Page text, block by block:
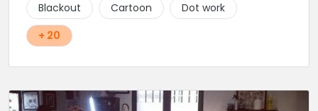
Blackout
Cartoon
Dot work
+ 20